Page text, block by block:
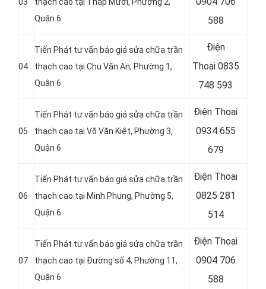
Quận 6
588
04
Tiến Phát tư vấn báo giá sửa chữa trần
thạch cao tại Chu Văn An, Phường 1,
Quận 6
Điện
Thoại0835
748 593
05
Tiến Phát tư vấn báo giá sửa chữa trần
thạch cao tại Võ Văn Kiệt, Phường 3,
Quận 6
Điện Thoại
0934 655
679
06
Tiến Phát tư vấn báo giá sửa chữa trần
thạch cao tại Minh Phụng, Phường 5,
Quận 6
Điện Thoại
0825 281
514
07
Tiến Phát tư vấn báo giá sửa chữa trần
thạch cao tại Đường số 4, Phường 11,
Quận 6
Điện Thoại
0904 706
588